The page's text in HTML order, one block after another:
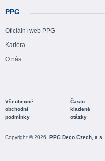
PPG
Oficiální web PPG
Kariéra
O nás
Všeobecné
obchodní
podmínky
Často
kladené
otázky
Copyright © 2026, PPG Deco Czech, a.s.